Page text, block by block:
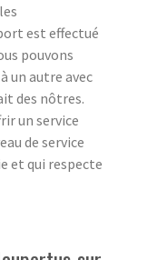
est effectué
pouvons
un autre avec
des nôtres.
un service
de service
et qui respecte